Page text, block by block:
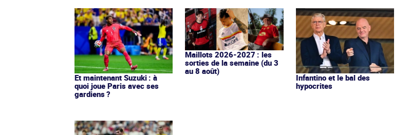
Et maintenant Suzuki : à
quoi joue Paris avec ses
gardiens ?
Maillots 2026-2027 : les
sorties de la semaine (du 3
au 8 août)
Infantino et le bal des
hypocrites